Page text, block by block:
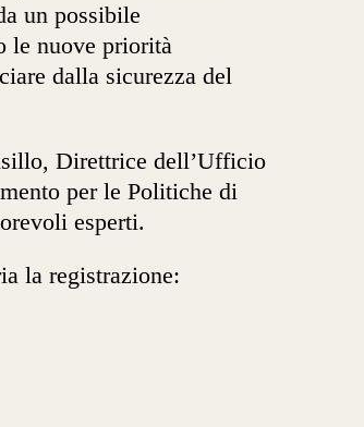
un possibile
le nuove priorità
dalla sicurezza del
Direttrice dell’Ufficio
per le Politiche di
esperti.
la registrazione: